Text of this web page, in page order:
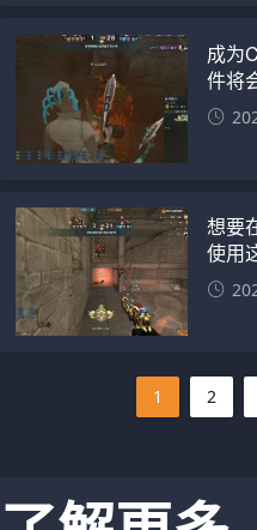
成为
件将
想要
使用
力！
1 2